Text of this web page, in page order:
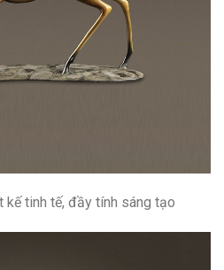
kế tinh tế, đầy tính sáng tạo